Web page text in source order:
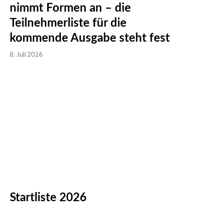
nimmt Formen an – die
Teilnehmerliste für die
kommende Ausgabe steht fest
8. Juli 2026
Startliste 2026